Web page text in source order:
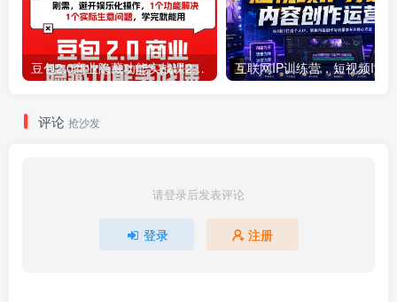
豆包2.0商业隐藏功能实战课2026，1个功能解决1个实际生意问题，学完就能用
评论 抢沙发
请登录后发表评论
登录 注册